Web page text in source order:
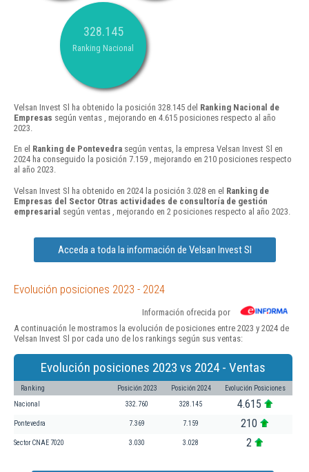
328.145
Ranking Nacional
Velsan Invest Sl ha obtenido la posición 328.145 del Ranking Nacional de
Empresas según ventas , mejorando en 4.615 posiciones respecto al año
2023.
En el Ranking de Pontevedra según ventas, la empresa Velsan Invest Sl en
2024 ha conseguido la posición 7.159 , mejorando en 210 posiciones respecto
al año 2023.
Velsan Invest Sl ha obtenido en 2024 la posición 3.028 en el Ranking de
Empresas del Sector Otras actividades de consultoría de gestión
empresarial según ventas , mejorando en 2 posiciones respecto al año 2023.
Acceda a toda la información de Velsan Invest Sl
Evolución posiciones 2023 - 2024
Información ofrecida por
A continuación le mostramos la evolución de posiciones entre 2023 y 2024 de
Velsan Invest Sl por cada uno de los rankings según sus ventas:
Evolución posiciones 2023 vs 2024 - Ventas
Ranking Posición 2023 Posición 2024 Evolución Posiciones
Nacional 332.760 328.145 4.615
Pontevedra 7.369 7.159 210
Sector CNAE 7020 3.030 3.028 2